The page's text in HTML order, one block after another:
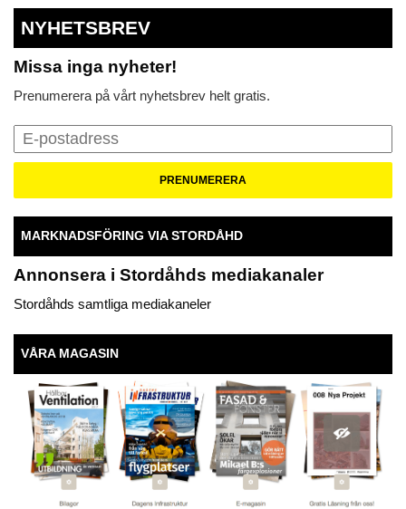
NYHETSBREV
Missa inga nyheter!
Prenumerera på vårt nyhetsbrev helt gratis.
MARKNADSFÖRING VIA STORDÅHD
Annonsera i Stordåhds mediakanaler
Stordåhds samtliga mediakaneler
VÅRA MAGASIN